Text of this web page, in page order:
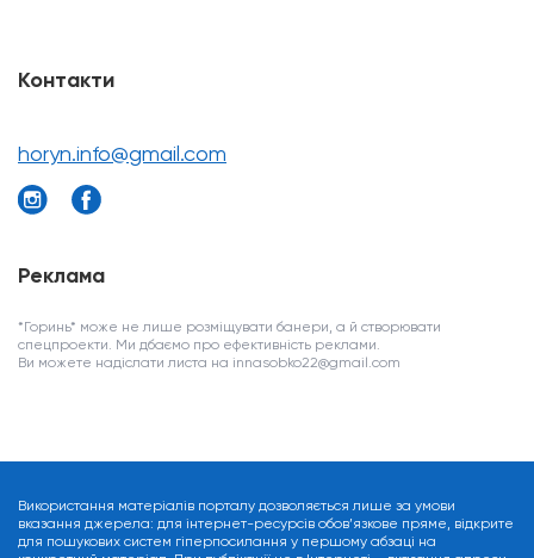
Контакти
horyn.info@gmail.com
Реклама
*Горинь* може не лише розміщувати банери, а й створювати
спецпроекти. Ми дбаємо про ефективність реклами.
Ви можете надіслати листа на innasobko22@gmail.com
Використання матеріалів порталу дозволяється лише за умови
вказання джерела: для інтернет-ресурсів обов’язкове пряме, відкрите
для пошукових систем гіперпосилання у першому абзаці на